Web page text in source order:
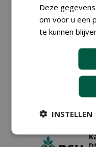
Deze
om voor u een
te kunnen
INSTELLEN